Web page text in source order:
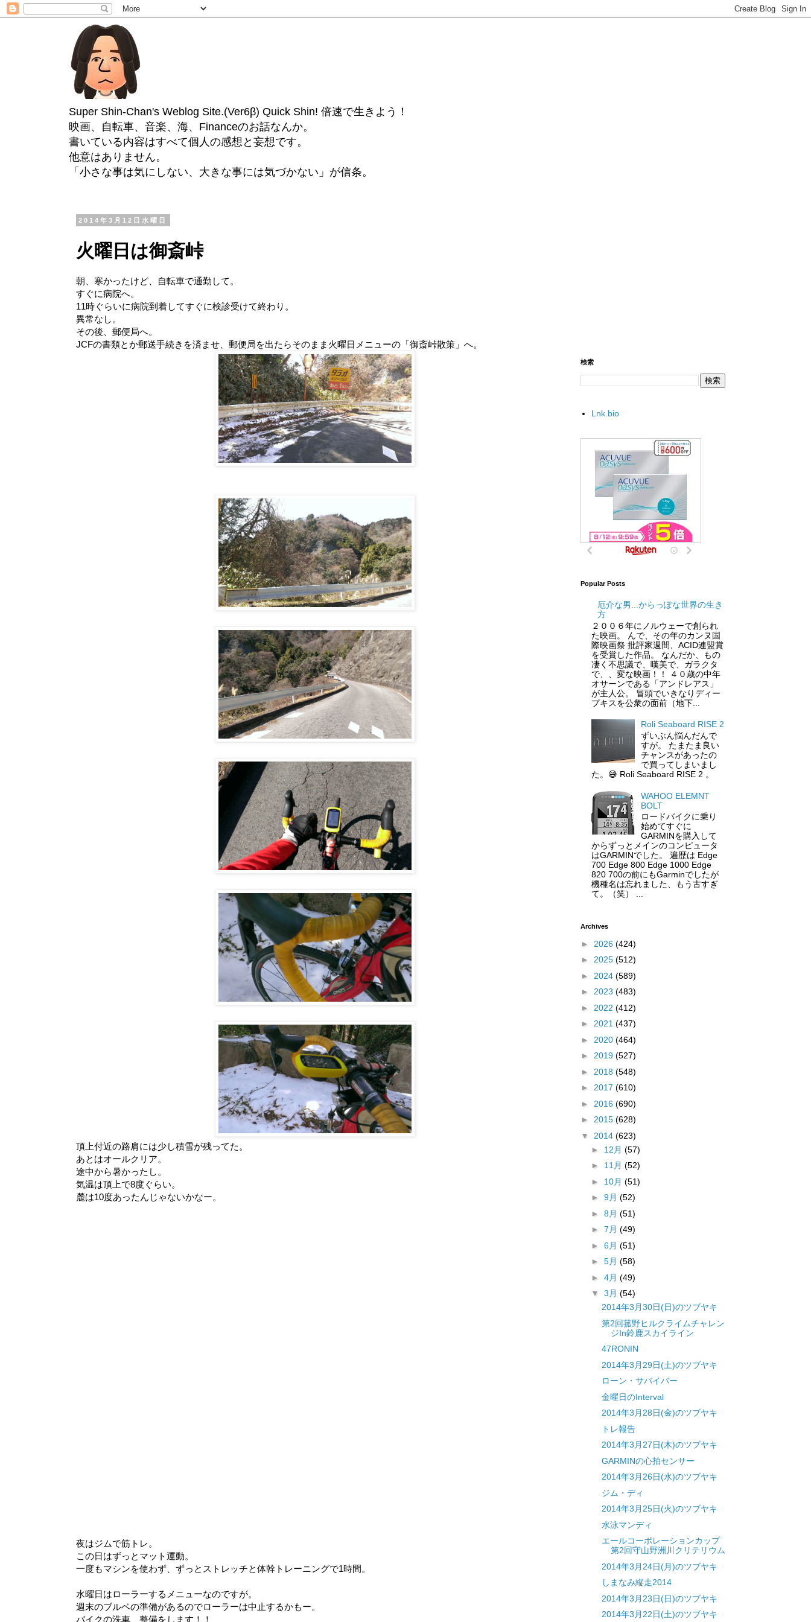
Super Shin-Chan's Weblog Site.(Ver6β) Quick Shin! 倍速で生きよう！
映画、自転車、音楽、海、Financeのお話なんか。
書いている内容はすべて個人の感想と妄想です。
他意はありません。
「小さな事は気にしない、大きな事には気づかない」が信条。
2014年3月12日水曜日
火曜日は御斎峠
朝、寒かったけど、自転車で通勤して。
すぐに病院へ。
11時ぐらいに病院到着してすぐに検診受けて終わり。
異常なし。
その後、郵便局へ。
JCFの書類とか郵送手続きを済ませ、郵便局を出たらそのまま火曜日メニューの「御斎峠散策」へ。
頂上付近の路肩には少し積雪が残ってた。
あとはオールクリア。
途中から暑かったし。
気温は頂上で8度ぐらい。
麓は10度あったんじゃないかなー。
夜はジムで筋トレ。
この日はずっとマット運動。
一度もマシンを使わず、ずっとストレッチと体幹トレーニングで1時間。
水曜日はローラーするメニューなのですが。
週末のブルベの準備があるのでローラーは中止するかもー。
バイクの洗車、整備をします！！
検索
Lnk.bio
Popular Posts
厄介な男...からっぽな世界の生き
方
２００６年にノルウェーで創られ
た映画。 んで、その年のカンヌ国
際映画祭 批評家週間、ACID連盟賞
を受賞した作品。 なんだか、もの
凄く不思議で、嘆美で、ガラクタ
で、、変な映画！！ ４０歳の中年
オサーンである「アンドレアス」
が主人公。 冒頭でいきなりディー
プキスを公衆の面前（地下...
Roli Seaboard RISE 2
ずいぶん悩んだんで
すが。 たまたま良い
チャンスがあったの
で買ってしまいまし
た。😅 Roli Seaboard RISE 2 。
WAHOO ELEMNT
BOLT
ロードバイクに乗り
始めてすぐに
GARMINを購入して
からずっとメインのコンピュータ
はGARMINでした。 遍歴は Edge
700 Edge 800 Edge 1000 Edge
820 700の前にもGarminでしたが
機種名は忘れました、もう古すぎ
て。（笑） ...
Archives
► 2026 (424)
► 2025 (512)
► 2024 (589)
► 2023 (483)
► 2022 (412)
► 2021 (437)
► 2020 (464)
► 2019 (527)
► 2018 (548)
► 2017 (610)
► 2016 (690)
► 2015 (628)
▼ 2014 (623)
► 12月 (57)
► 11月 (52)
► 10月 (51)
► 9月 (52)
► 8月 (51)
► 7月 (49)
► 6月 (51)
► 5月 (58)
► 4月 (49)
▼ 3月 (54)
2014年3月30日(日)のツブヤキ
第2回菰野ヒルクライムチャレン
ジIn鈴鹿スカイライン
47RONIN
2014年3月29日(土)のツブヤキ
ローン・サバイバー
金曜日のInterval
2014年3月28日(金)のツブヤキ
トレ報告
2014年3月27日(木)のツブヤキ
GARMINの心拍センサー
2014年3月26日(水)のツブヤキ
ジム・ディ
2014年3月25日(火)のツブヤキ
水泳マンディ
エールコーポレーションカップ
第2回守山野洲川クリテリウム
2014年3月24日(月)のツブヤキ
しまなみ縦走2014
2014年3月23日(日)のツブヤキ
2014年3月22日(土)のツブヤキ